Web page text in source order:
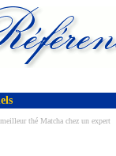
thé Matcha chez un expert